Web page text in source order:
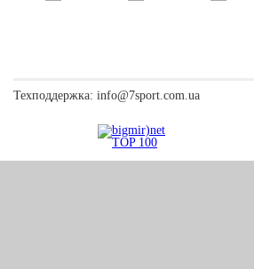
Техподдержка: info@7sport.com.ua